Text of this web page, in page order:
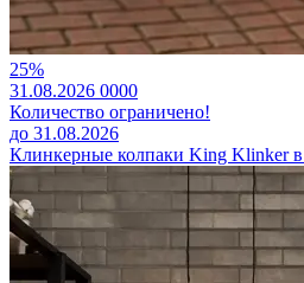
25%
31.08.2026 0000
Количество ограничено!
до 31.08.2026
Клинкерные колпаки King Klinker